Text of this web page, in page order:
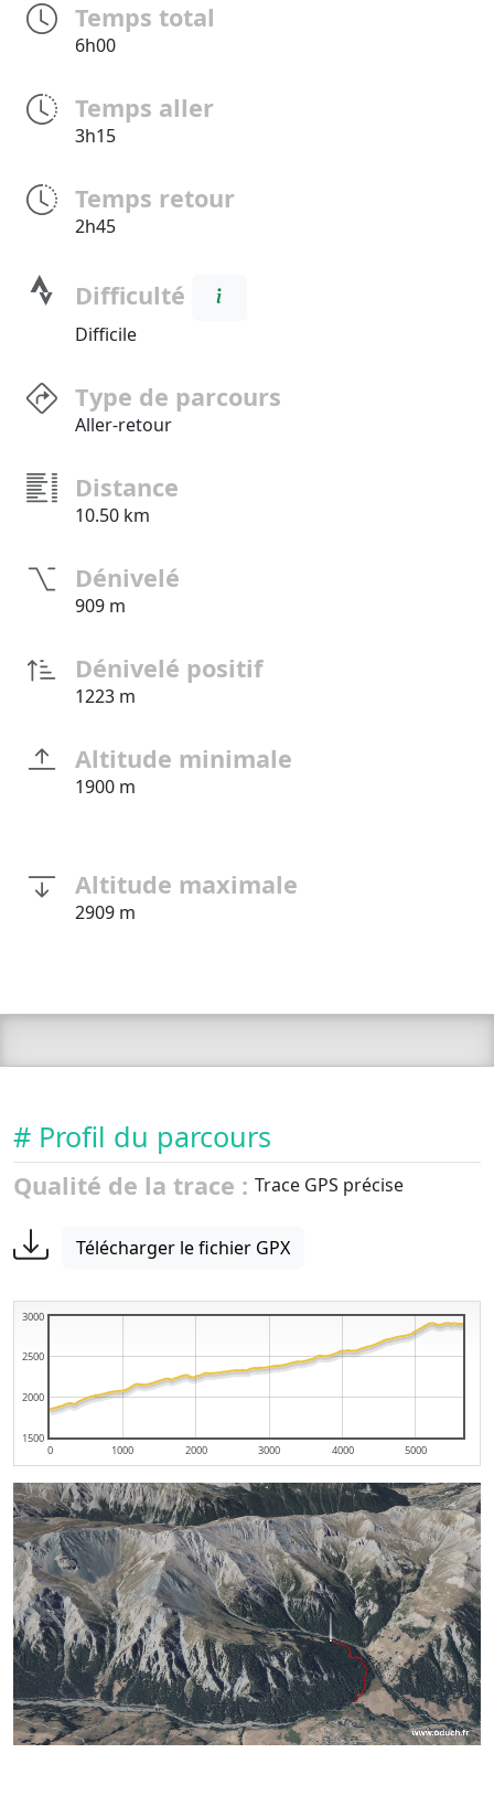
Temps total
6h00
Temps aller
3h15
Temps retour
2h45
Difficulté
Difficile
Type de parcours
Aller-retour
Distance
10.50 km
Dénivelé
909 m
Dénivelé positif
1223 m
Altitude minimale
1900 m
Altitude maximale
2909 m
# Profil du parcours
Qualité de la trace : Trace GPS précise
Télécharger le fichier GPX
0 1000 2000 3000 4000 5000
1500
2000
2500
3000